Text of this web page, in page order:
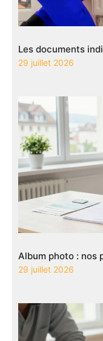
Les documents
29 juillet 2026
Album photo : nos
29 juillet 2026